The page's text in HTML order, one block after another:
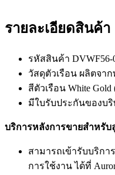
รายละเอียดสินค้า
รหัสสินค้า DVWF56-
วัสดุตัวเรือน ผลิตจา
สีตัวเรือน White
มีใบรับประกันของบ
บริการหลังการขายสำหรับ
สามารถเข้ารับบริก
การใช้งาน ได้ที่